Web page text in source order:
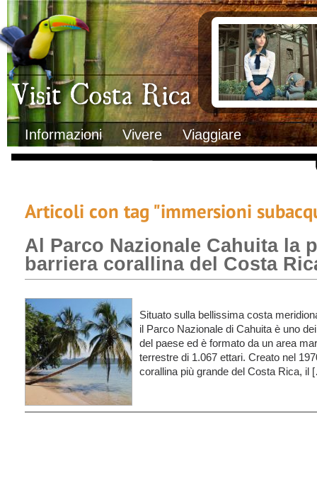
Visit Costa Rica
Informazioni Vivere Viaggiare
Clima
Geografia
Informazioni Geografiche
Letteratura e cultura
Gastronomia
Lo sapevi che
Musica
Natura
Storia
Trasporti Interni
Documenti
Italiani in Costa
L’ambasciata
Opportunità
Articoli con tag "immersioni
Al Parco Nazionale Cahuita la
barriera corallina del Costa
Situato sulla bellissima costa
il Parco Nazionale di Cahuita è uno
del paese ed è formato da un area
terrestre di 1.067 ettari. Creato nel
corallina più grande del Costa Rica, il